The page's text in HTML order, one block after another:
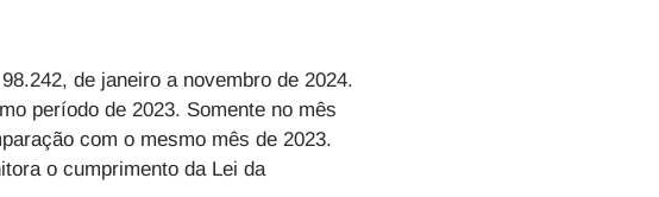
de janeiro a novembro de 2024.
período de 2023. Somente no mês
com o mesmo mês de 2023.
o cumprimento da Lei da